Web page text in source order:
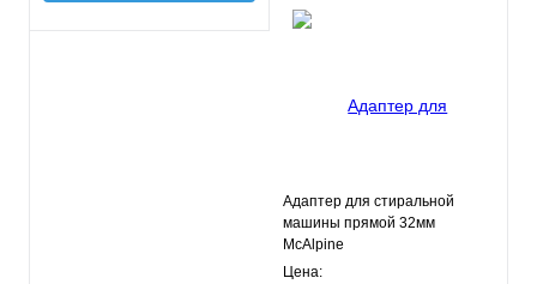
Адаптер для стиральной
машины прямой 32мм
McAlpine
Цена: